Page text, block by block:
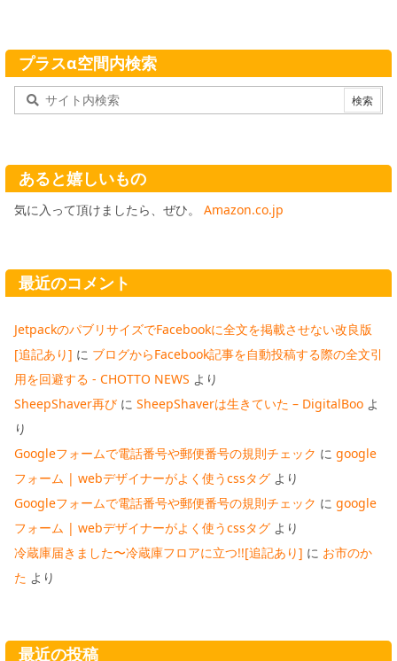
プラスα空間内検索
あると嬉しいもの
気に入って頂けましたら、ぜひ。 Amazon.co.jp
最近のコメント
JetpackのパブリサイズでFacebookに全文を掲載させない改良版
[追記あり] に ブログからFacebook記事を自動投稿する際の全文引
用を回避する - CHOTTO NEWS より
SheepShaver再び に SheepShaverは生きていた – DigitalBoo よ
り
Googleフォームで電話番号や郵便番号の規則チェック に google
フォーム | webデザイナーがよく使うcssタグ より
Googleフォームで電話番号や郵便番号の規則チェック に google
フォーム | webデザイナーがよく使うcssタグ より
冷蔵庫届きました〜冷蔵庫フロアに立つ!![追記あり] に お市のか
た より
最近の投稿